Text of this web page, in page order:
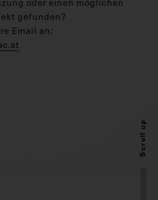
gefunden?
Email an:
Scroll up